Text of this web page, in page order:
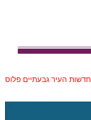
חדשות העיר גבעתיים פלוס